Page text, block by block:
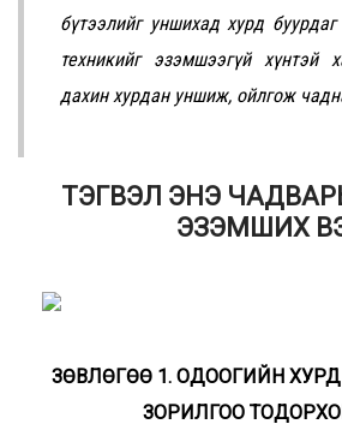
бүтээлийг уншихад хурд
техникийг эзэмшээгүй хүнтэй
дахин хурдан уншиж, ойлгож
ТЭГВЭЛ ЭНЭ
ЭЗЭМШИХ
ЗӨВЛӨГӨӨ 1. ОДООГИЙН
ЗОРИЛГОО